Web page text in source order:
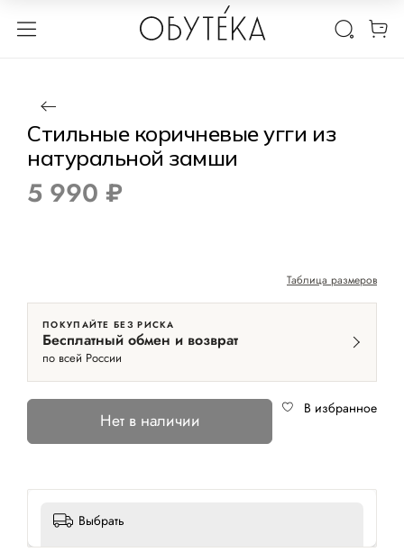
1 / 3
Стильные коричневые угги из
натуральной замши
5 990 ₽
Таблица размеров
ПОКУПАЙТЕ БЕЗ РИСКА
Бесплатный обмен и возврат
по всей России
Нет в наличии
В избранное
Выбрать